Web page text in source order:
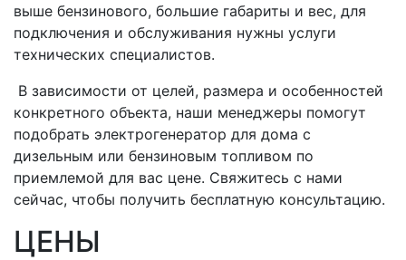
выше бензинового, большие габариты и вес, для
подключения и обслуживания нужны услуги
технических специалистов.
В зависимости от целей, размера и особенностей
конкретного объекта, наши менеджеры помогут
подобрать электрогенератор для дома с
дизельным или бензиновым топливом по
приемлемой для вас цене. Свяжитесь с нами
сейчас, чтобы получить бесплатную консультацию.
ЦЕНЫ